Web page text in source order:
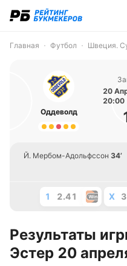
Главная Футбол Швеция.
Оддеволд
20
20:00
Й. Мербом-Адольфссон 34’
1 2.41 X
Результаты
Эстер 20